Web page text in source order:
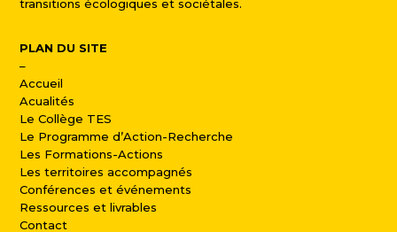
transitions écologiques et sociétales.
PLAN DU SITE
–
Accueil
Acualités
Le Collège TES
Le Programme d’Action-Recherche
Les Formations-Actions
Les territoires accompagnés
Conférences et événements
Ressources et livrables
Contact